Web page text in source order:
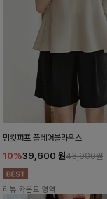
밍킷퍼프 플레어블라우스
10%39,600 원43,900원
리뷰 카운트 영역